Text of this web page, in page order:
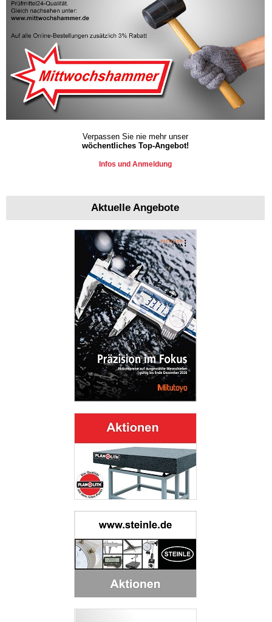
Verpassen Sie nie mehr unser
wöchentliches Top-Angebot!
Infos und Anmeldung
Aktuelle Angebote